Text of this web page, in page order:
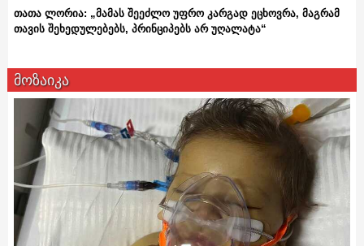
თათა ლორია: „მამას შეეძლო უფრო კარგად ეცხოვრა, მაგრამ
თავის შეხედულებებს, პრინციპებს არ უღალატა“
მოზაიკა